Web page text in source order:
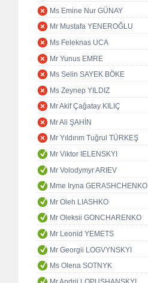
Ms Emine Nur GÜNAY
Mr Mustafa YENEROĞLU
Ms Feleknas UCA
Mr Yunus EMRE
Ms Selin SAYEK BÖKE
Ms Zeynep YILDIZ
Mr Akif Çağatay KILIÇ
Mr Ali ŞAHİN
Mr Yıldırım Tuğrul TÜRKEŞ
Mr Viktor IELENSKYI
Mr Volodymyr ARIEV
Mme Iryna GERASHCHENKO
Mr Oleh LIASHKO
Mr Oleksii GONCHARENKO
Mr Leonid YEMETS
Mr Georgii LOGVYNSKYI
Ms Olena SOTNYK